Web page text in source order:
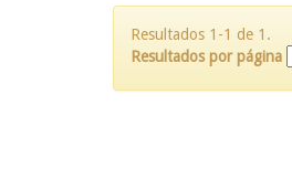
Resultados 1-1 de 1.
Resultados por página